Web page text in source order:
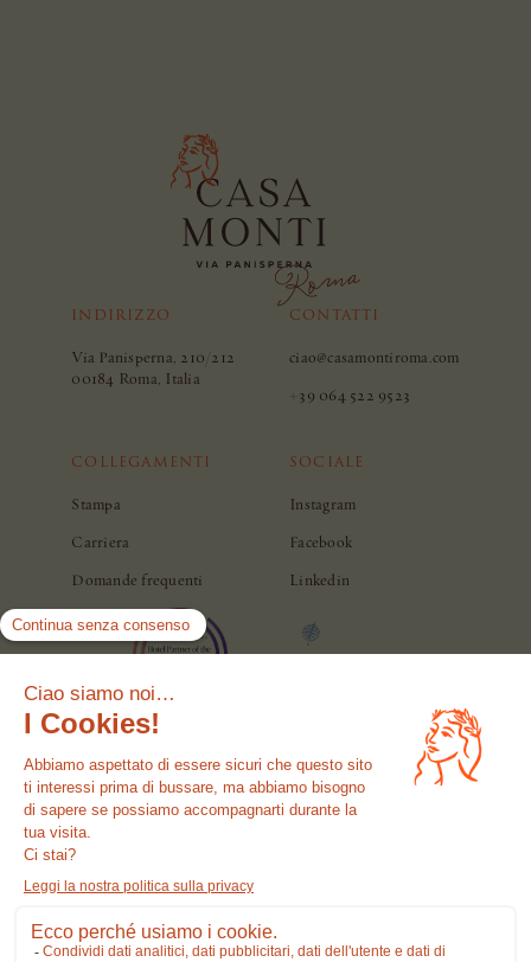
INDIRIZZO
Via Panisperna, 210/212
00184 Roma, Italia
CONTATTI
ciao@casamontiroma.com
+39 064 522 9523
COLLEGAMENTI
Stampa
Carriera
Domande frequenti
SOCIALE
Instagram
Facebook
Linkedin